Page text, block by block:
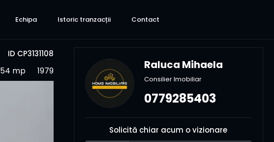
Echipa Istoric tranzacții Contact
ID CP3131108
54 mp 1979 Raluca Mihaela
Consilier Imobiliar
0779285403
Solicită chiar acum o vizionare